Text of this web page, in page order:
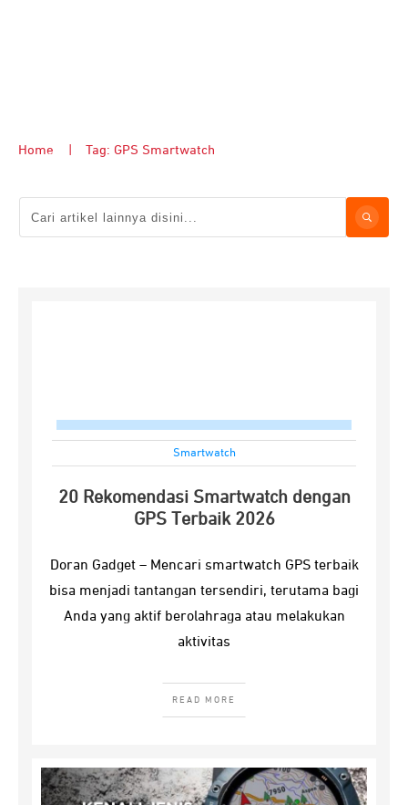
Home Tag: GPS Smartwatch
Smartwatch
20 Rekomendasi Smartwatch dengan
GPS Terbaik 2026
Doran Gadget – Mencari smartwatch GPS terbaik
bisa menjadi tantangan tersendiri, terutama bagi
Anda yang aktif berolahraga atau melakukan
aktivitas
READ MORE